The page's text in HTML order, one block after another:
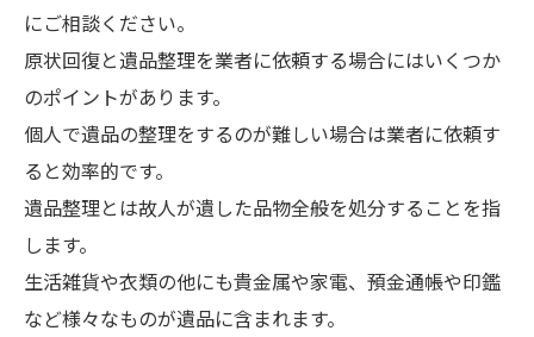
にご相談ください。
原状回復と遺品整理を業者に依頼する場合にはいくつか
のポイントがあります。
個人で遺品の整理をするのが難しい場合は業者に依頼す
ると効率的です。
遺品整理とは故人が遺した品物全般を処分することを指
します。
生活雑貨や衣類の他にも貴金属や家電、預金通帳や印鑑
など様々なものが遺品に含まれます。